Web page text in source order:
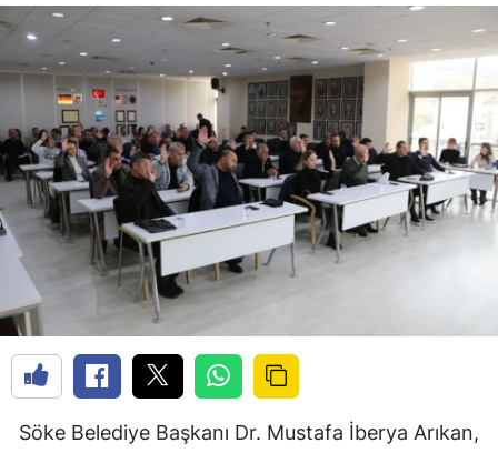
Söke Belediye Başkanı Dr. Mustafa İberya Arıkan,